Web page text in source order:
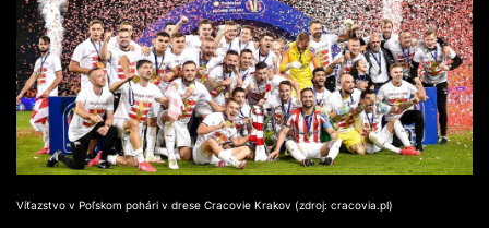
Víťazstvo v Poľskom pohári v drese Cracovie Krakov (zdroj: cracovia.pl)